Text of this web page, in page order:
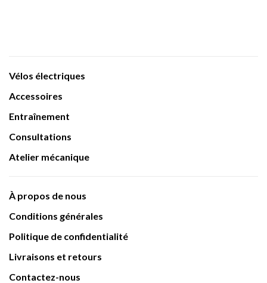
Vélos électriques
Accessoires
Entraînement
Consultations
Atelier mécanique
À propos de nous
Conditions générales
Politique de confidentialité
Livraisons et retours
Contactez-nous